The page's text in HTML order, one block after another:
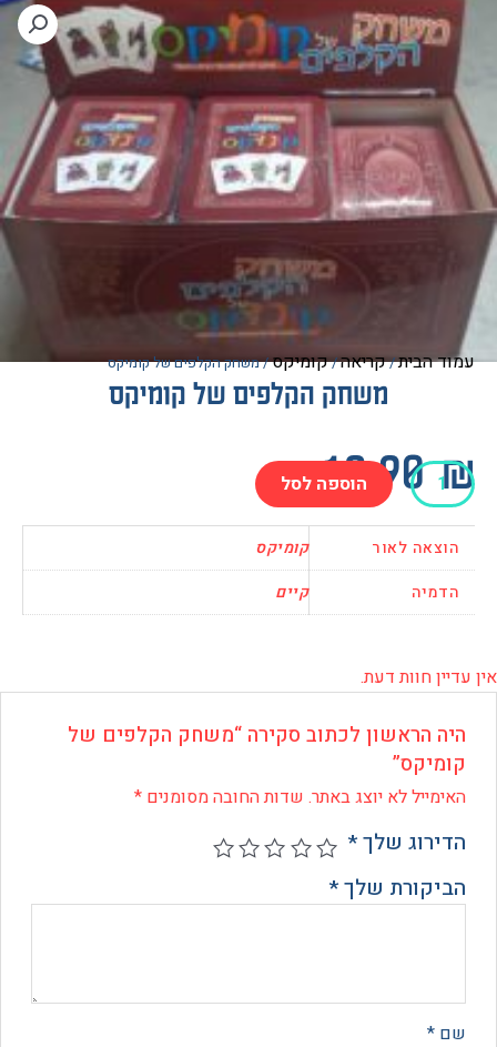
/קריאה/קומיקס/ משחק הקלפים של קומיקס
משחק הקלפים של קומיקס
הוספה לסל
לאור
חוות דעת.
הראשון לכתוב סקירה “משחק הקלפים של
לא יוצג באתר.שדות החובה מסומנים*
שלך*
שלך*